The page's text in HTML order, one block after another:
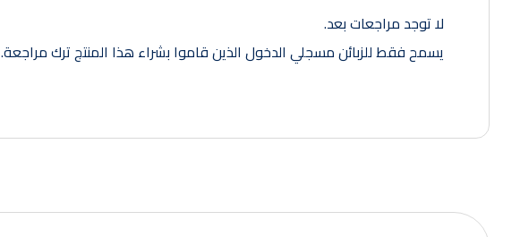
لا توجد مراجعات بعد.
يسمح فقط للزبائن مسجلي الدخول الذين قاموا بشراء هذا المنتج ترك مراجعة.